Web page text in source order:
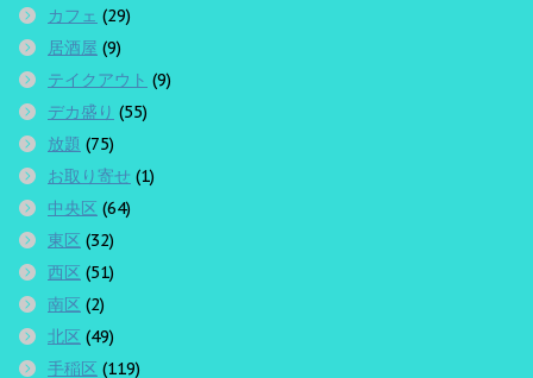
カフェ (29)
居酒屋 (9)
テイクアウト (9)
デカ盛り (55)
放題 (75)
お取り寄せ (1)
中央区 (64)
東区 (32)
西区 (51)
南区 (2)
北区 (49)
手稲区 (119)